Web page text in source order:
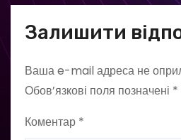
Залишити
Ваша e-mail адреса не
Обов’язкові поля позначені *
Коментар *